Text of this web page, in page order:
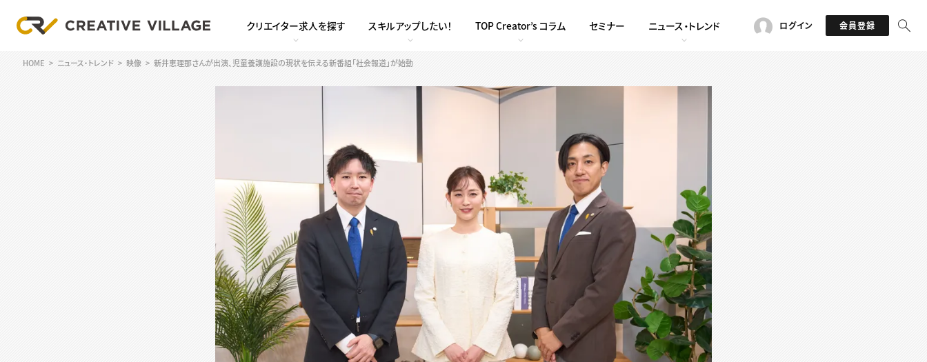
クリエイター求人を探す スキルアップしたい！ TOP Creator’s コラム セミナー ニュース・トレンド ログイン 会員登録
HOME ニュース・トレンド 映像 新井恵理那さんが出演、児童養護施設の現状を伝える新番組「社会報道」が始動